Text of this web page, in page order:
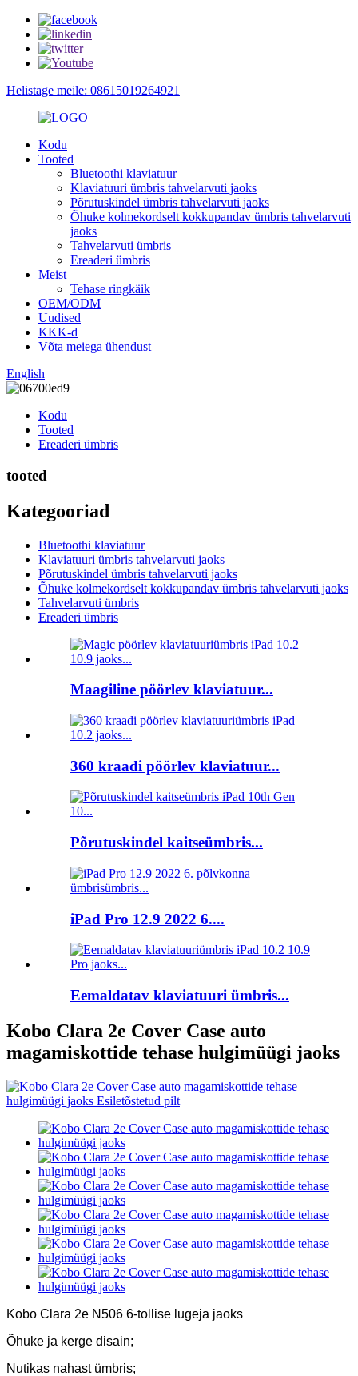
Helistage meile: 08615019264921
Kodu
Tooted
Bluetoothi ​​klaviatuur
Klaviatuuri ümbris tahvelarvuti jaoks
Põrutuskindel ümbris tahvelarvuti jaoks
Õhuke kolmekordselt kokkupandav ümbris tahvelarvuti
jaoks
Tahvelarvuti ümbris
Ereaderi ümbris
Meist
Tehase ringkäik
OEM/ODM
Uudised
KKK-d
Võta meiega ühendust
English
Kodu
Tooted
Ereaderi ümbris
tooted
Kategooriad
Bluetoothi ​​klaviatuur
Klaviatuuri ümbris tahvelarvuti jaoks
Põrutuskindel ümbris tahvelarvuti jaoks
Õhuke kolmekordselt kokkupandav ümbris tahvelarvuti jaoks
Tahvelarvuti ümbris
Ereaderi ümbris
Maagiline pöörlev klaviatuur...
360 kraadi pöörlev klaviatuur...
Põrutuskindel kaitseümbris...
iPad Pro 12.9 2022 6....
Eemaldatav klaviatuuri ümbris...
Kobo Clara 2e Cover Case auto
magamiskottide tehase hulgimüügi jaoks
Kobo Clara 2e N506 6-tollise lugeja jaoks
Õhuke ja kerge disain;
Nutikas nahast ümbris;